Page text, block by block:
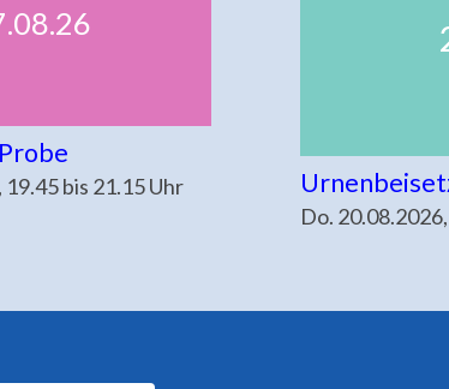
bis 21.15 Uhr
Do.